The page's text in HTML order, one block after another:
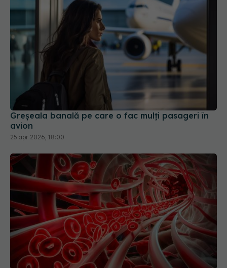
Greșeala banală pe care o fac mulți pasageri în
25 apr 2026, 18:00
Ce înseamnă un nivel crescut de calciu? Semnele
de alarmă pe care nu trebuie să le ignori
02 iul 2026, 18:14